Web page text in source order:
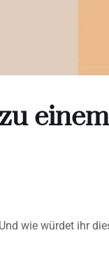
wie würdet ihr